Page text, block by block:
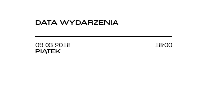
DATA WYDARZENIA
09.03.2018
PIĄTEK
18:00